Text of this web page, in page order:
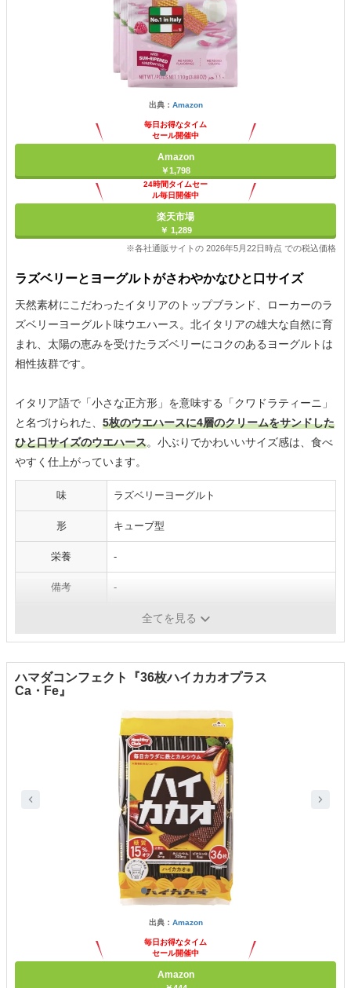
出典： Amazon
毎日お得なタイム
セール開催中
Amazon
￥1,798
24時間タイムセー
ル毎日開催中
楽天市場
￥ 1,289
※各社通販サイトの 2026年5月22日時点 での税込価格
ラズベリーとヨーグルトがさわやかなひと口サイズ
天然素材にこだわったイタリアのトップブランド、ローカーのラ
ズベリーヨーグルト味ウエハース。北イタリアの雄大な自然に育
まれ、太陽の恵みを受けたラズベリーにコクのあるヨーグルトは
相性抜群です。
イタリア語で「小さな正方形」を意味する「クワドラティーニ」
と名づけられた、 5枚のウエハースに4層のクリームをサンドした
ひと口サイズのウエハース。小ぶりでかわいいサイズ感は、食べ
やすく仕上がっています。
味 ラズベリーヨーグルト
形 キューブ型
栄養 -
備考 -
全てを見る
ハマダコンフェクト『36枚ハイカカオプラス
Ca・Fe』
出典： Amazon
毎日お得なタイム
セール開催中
Amazon